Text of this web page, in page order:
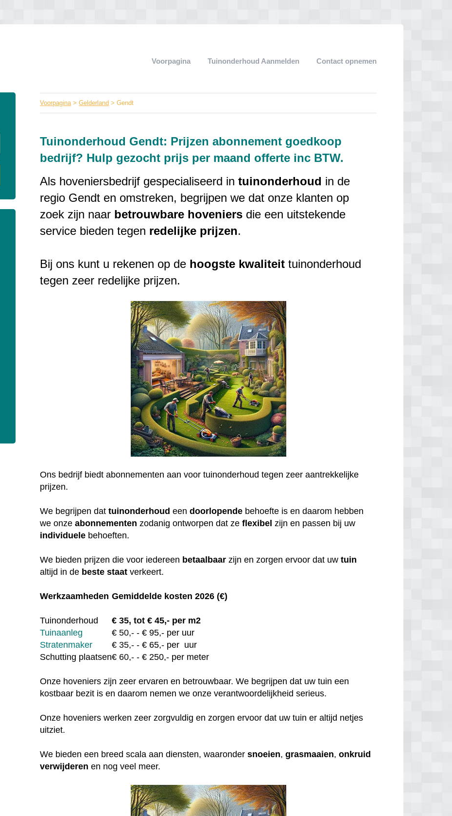
Voorpagina Tuinonderhoud Aanmelden Contact opnemen
Voorpagina>Gelderland > Gendt
Tuinonderhoud Gendt: Prijzen abonnement goedkoop
bedrijf? Hulp gezocht prijs per maand offerte inc BTW.
Als hoveniersbedrijf gespecialiseerd intuinonderhoud in de
regio Gendt en omstreken, begrijpen we dat onze klanten op
zoek zijn naar betrouwbare hoveniers die een uitstekende
service bieden tegen redelijke prijzen.
Bij ons kunt u rekenen op de hoogste kwaliteit tuinonderhoud
tegen zeer redelijke prijzen.
Ons bedrijf biedt abonnementen aan voor tuinonderhoud tegen zeer aantrekkelijke
prijzen.
We begrijpen dattuinonderhoud eendoorlopende behoefte is en daarom hebben
we onzeabonnementen zodanig ontworpen dat zeflexibel zijn en passen bij uw
individuele behoeften.
We bieden prijzen die voor iedereen betaalbaar zijn en zorgen ervoor dat uwtuin
altijd in de beste staatverkeert.
Werkzaamheden Gemiddelde kosten 2026 (€)
Tuinonderhoud €35, tot € 45,- per m2
Tuinaanleg
€50,- - € 95,- per uur
Stratenmaker
€ 35,- - € 65,- per uur
Schutting plaatsen€ 60,- - € 250,- per meter
Onze hoveniers zijn zeer ervaren en betrouwbaar. We begrijpen dat uw tuin een
kostbaar bezit is en daarom nemen we onze verantwoordelijkheid serieus.
Onze hoveniers werken zeer zorgvuldig en zorgen ervoor dat uw tuin er altijd netjes
uitziet.
We bieden een breed scala aan diensten, waarondersnoeien,grasmaaien,onkruid
verwijderen en nog veel meer.